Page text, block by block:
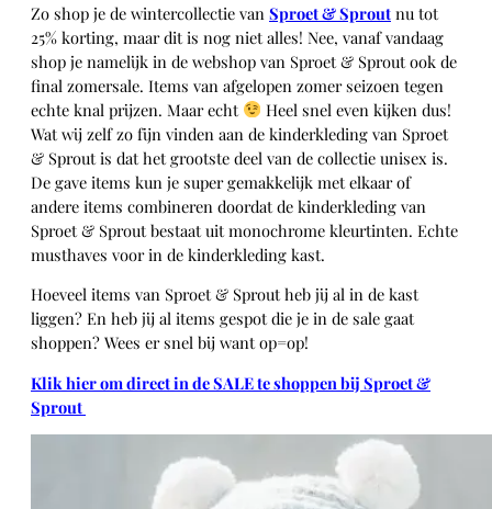
Zo shop je de wintercollectie van Sproet & Sprout nu tot
25% korting, maar dit is nog niet alles! Nee, vanaf vandaag
shop je namelijk in de webshop van Sproet & Sprout ook de
final zomersale. Items van afgelopen zomer seizoen tegen
echte knal prijzen. Maar echt
Heel snel even kijken dus!
Wat wij zelf zo fijn vinden aan de kinderkleding van Sproet
& Sprout is dat het grootste deel van de collectie unisex is.
De gave items kun je super gemakkelijk met elkaar of
andere items combineren doordat de kinderkleding van
Sproet & Sprout bestaat uit monochrome kleurtinten. Echte
musthaves voor in de kinderkleding kast.
Hoeveel items van Sproet & Sprout heb jij al in de kast
liggen? En heb jij al items gespot die je in de sale gaat
shoppen? Wees er snel bij want op=op!
Klik hier om direct in de SALE te shoppen bij Sproet &
Sprout